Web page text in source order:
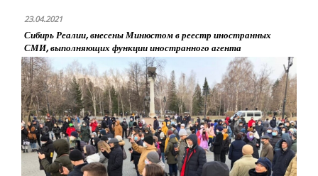
23.04.2021
Сибирь Реалии, внесены Минюстом в реестр иностранных
СМИ, выполняющих функции иностранного агента